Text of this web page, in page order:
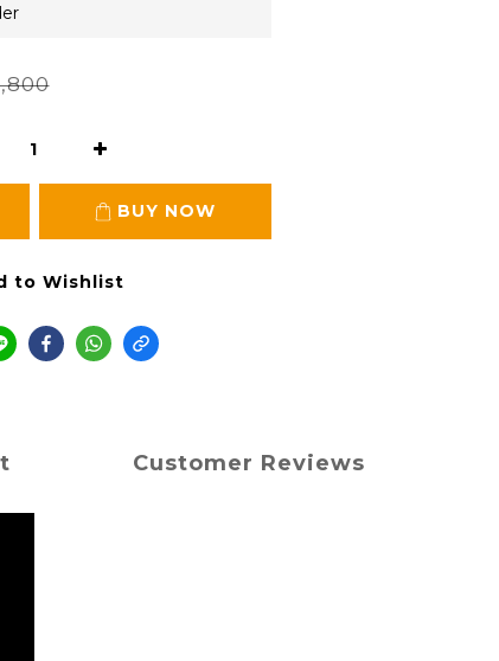
BUY NOW
to Wishlist
Customer Reviews